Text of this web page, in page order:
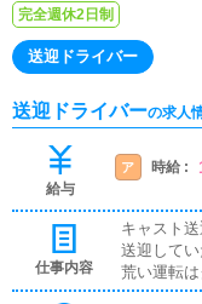
完全週休2日制
送迎ドライバー
送迎ドライバーの求人
給与
ア 時給 :
仕事内容
キャスト
送迎して
荒い運転